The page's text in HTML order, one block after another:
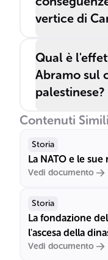
vertice di
Qual è
Abramo sul
palestinese?
Contenuti Simili
Storia
La NATO e le
Vedi documento
Storia
La fondazione
l'ascesa della
Vedi documento